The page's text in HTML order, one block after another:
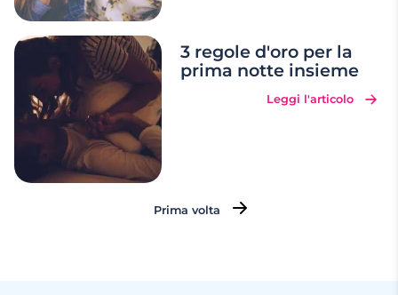
3 regole d'oro per la
prima notte insieme
Leggi l'articolo
Prima volta